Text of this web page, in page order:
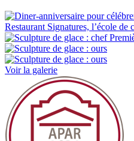
Voir la galerie